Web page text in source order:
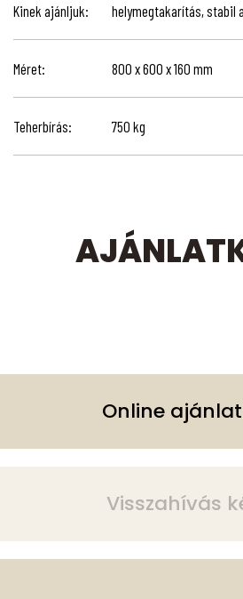
Kinek ajánljuk: helymegtakarítás, stabil
Méret: 800 x 600 x 160 mm
Teherbírás: 750 kg
Online
Visszahívás